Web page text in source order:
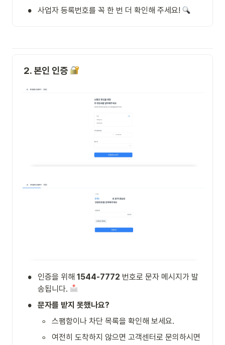
• 사업자 등록번호를 꼭 한 번 더 확인해 주세요!
2. 본인 인증
• 인증을 위해 1544-7772 번호로 문자 메시지가 발
송됩니다.
• 문자를 받지 못했나요?
◦ 스팸함이나 차단 목록을 확인해 보세요.
◦
여전히 도착하지 않으면 고객센터로 문의하시면